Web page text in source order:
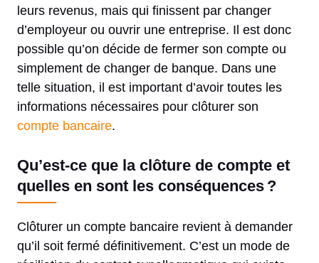
leurs revenus, mais qui finissent par changer
d’employeur ou ouvrir une entreprise. Il est donc
possible qu’on décide de fermer son compte ou
simplement de changer de banque. Dans une
telle situation, il est important d’avoir toutes les
informations nécessaires pour clôturer son
compte bancaire.
Qu’est-ce que la clôture de compte et
quelles en sont les conséquences ?
Clôturer un compte bancaire revient à demander
qu’il soit fermé définitivement. C’est un mode de